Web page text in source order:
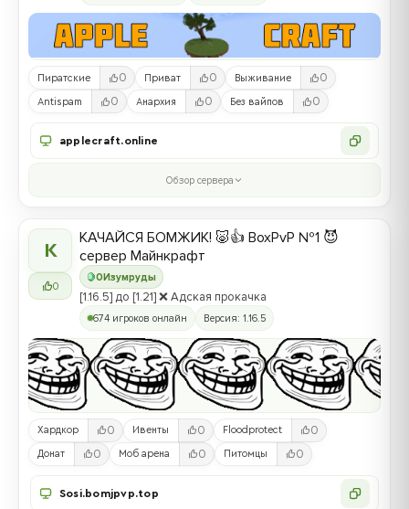
Пиратские 0 Приват 0 Выживание 0
Antispam 0 Анархия 0 Без вайпов 0
applecraft.online
Обзор сервера
К
0
0Изумруды
КАЧАЙСЯ БОМЖИК! 🐷👍 BoxPvP №1 😈
сервер Майнкрафт
[1.16.5] до [1.21] ❌ Адская прокачка
674 игроков онлайн Версия: 1.16.5
Хардкор 0 Ивенты 0 Floodprotect 0
Донат 0 Моб арена 0 Питомцы 0
Sosi.bomjpvp.top